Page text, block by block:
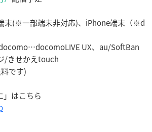
末(※一部端末非対応)、iPhone端末（※d
UX、au/SoftBan
/きせかえtouch
です)
」はこちら